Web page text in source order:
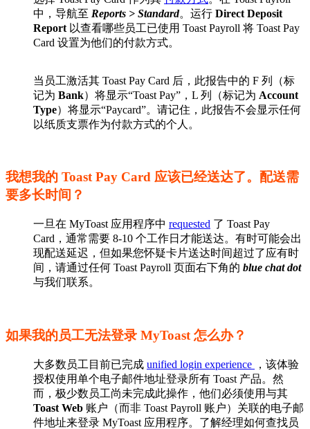
中，导航至 Reports > Standard。运行 Direct Deposit
Report 以查看哪些员工已使用 Toast Payroll 将 Toast Pay
Card 设置为他们的付款方式。
当员工激活其 Toast Pay Card 后，此报告中的 F 列（标
记为 Bank）将显示“Toast Pay”，L 列（标记为 Account
Type）将显示“Paycard”。请记住，此报告不会显示任何
以纸质支票作为付款方式的个人。
我想我的 Toast Pay Card 应该已经送达了。配送需
要多长时间？
一旦在 MyToast 应用程序中 requested 了 Toast Pay
Card，通常需要 8-10 个工作日才能送达。有时可能会出
现配送延迟，但如果您怀疑卡片送达时间超过了应有时
间，请通过任何 Toast Payroll 页面右下角的 blue chat dot
与我们联系。
如果我的员工无法登录 MyToast 怎么办？
大多数员工目前已完成 unified login experience
，该体验
授权使用单个电子邮件地址登录所有 Toast 产品。然
而，极少数员工尚未完成此操作，他们必须使用与其
Toast Web 账户（而非 Toast Payroll 账户）关联的电子邮
件地址来登录 MyToast 应用程序。了解经理如何查找员